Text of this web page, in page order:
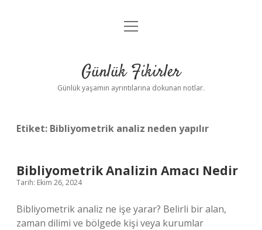
Anasayfa
Yasal Uyarı
menüyü
Günlük Fikirler
Günlük yaşamın ayrıntılarına dokunan notlar.
Etiket: Bibliyometrik analiz neden yapılır
Bibliyometrik Analizin Amacı Nedir
Tarih: Ekim 26, 2024
Bibliyometrik analiz ne işe yarar? Belirli bir alan,
zaman dilimi ve bölgede kişi veya kurumlar